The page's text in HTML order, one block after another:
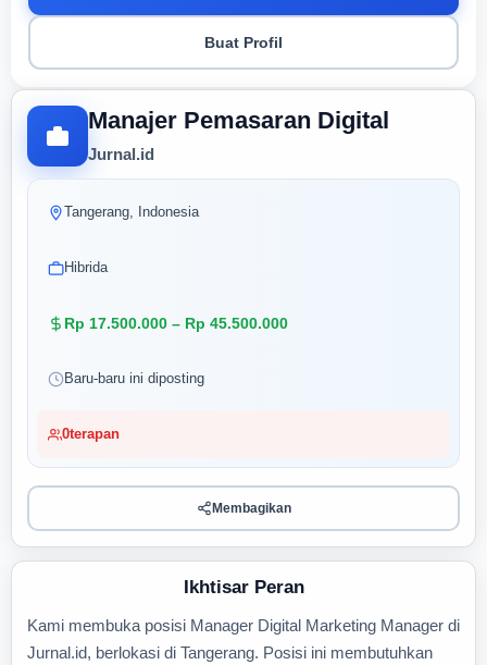
Manajer Pemasaran Digital
Jurnal.id
Tangerang, Indonesia
Hibrida
Rp 17.500.000 – Rp 45.500.000
Baru-baru ini diposting
0terapan
Membagikan
Ikhtisar Peran
Kami membuka posisi Manager Digital Marketing Manager di
Jurnal.id, berlokasi di Tangerang. Posisi ini membutuhkan
Buat Profil